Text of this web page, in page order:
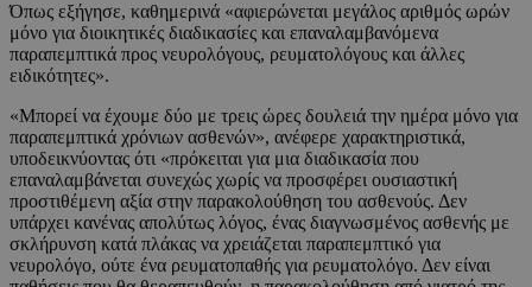
Όπως εξήγησε, καθημερινά «αφιερώνεται μεγάλος αριθμός ωρών
μόνο για διοικητικές διαδικασίες και επαναλαμβανόμενα
παραπεμπτικά προς νευρολόγους, ρευματολόγους και άλλες
ειδικότητες».
«Μπορεί να έχουμε δύο με τρεις ώρες δουλειά την ημέρα μόνο για
παραπεμπτικά χρόνιων ασθενών», ανέφερε χαρακτηριστικά,
υποδεικνύοντας ότι «πρόκειται για μια διαδικασία που
επαναλαμβάνεται συνεχώς χωρίς να προσφέρει ουσιαστική
προστιθέμενη αξία στην παρακολούθηση του ασθενούς. Δεν
υπάρχει κανένας απολύτως λόγος, ένας διαγνωσμένος ασθενής με
σκλήρυνση κατά πλάκας να χρειάζεται παραπεμπτικό για
νευρολόγο, ούτε ένα ρευματοπαθής για ρευματολόγο. Δεν είναι